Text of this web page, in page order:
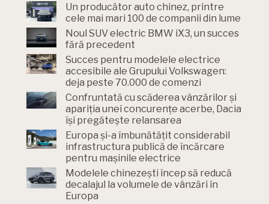
Un producător auto chinez, printre
cele mai mari 100 de companii din lume
Noul SUV electric BMW iX3, un succes
fără precedent
Succes pentru modelele electrice
accesibile ale Grupului Volkswagen:
deja peste 70.000 de comenzi
Confruntată cu scăderea vânzărilor și
apariția unei concurențe acerbe, Dacia
își pregătește relansarea
Europa și-a îmbunătățit considerabil
infrastructura publică de încărcare
pentru mașinile electrice
Modelele chinezești încep să reducă
decalajul la volumele de vânzări în
Europa